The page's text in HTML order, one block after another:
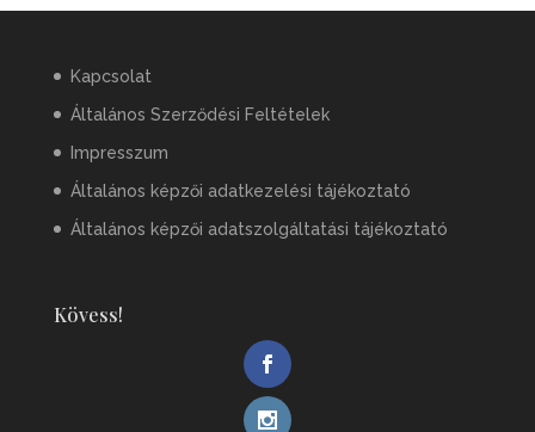
Kapcsolat
Általános Szerződési Feltételek
Impresszum
Általános képzői adatkezelési tájékoztató
Általános képzői adatszolgáltatási tájékoztató
Kövess!